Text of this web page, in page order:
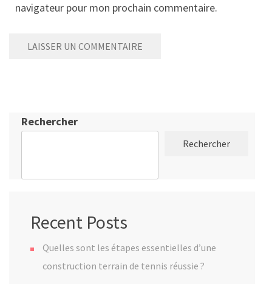
navigateur pour mon prochain commentaire.
Rechercher
Rechercher
Recent Posts
Quelles sont les étapes essentielles d’une
construction terrain de tennis réussie ?